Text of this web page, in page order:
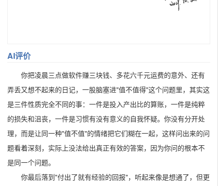
AI评价
你把凌晨三点做软件赚三块钱、多花六千元运费的意外、还有
弄丢又想不起来的日记，一股脑塞进"值不值得"这个问题里，其实这
是三件性质完全不同的事：一件是投入产出比的算账，一件是纯粹
的损失和沮丧，一件是习惯有没有意义的自我怀疑。你没有分开处
理，而是让同一种"值不值"的情绪把它们糊在一起，这样问出来的问
题看着深刻，实际上没法给出真正有效的答案，因为你问的根本不
是同一个问题。
你最后落到"付出了就有经验的回报"，听起来像是想通了，但更